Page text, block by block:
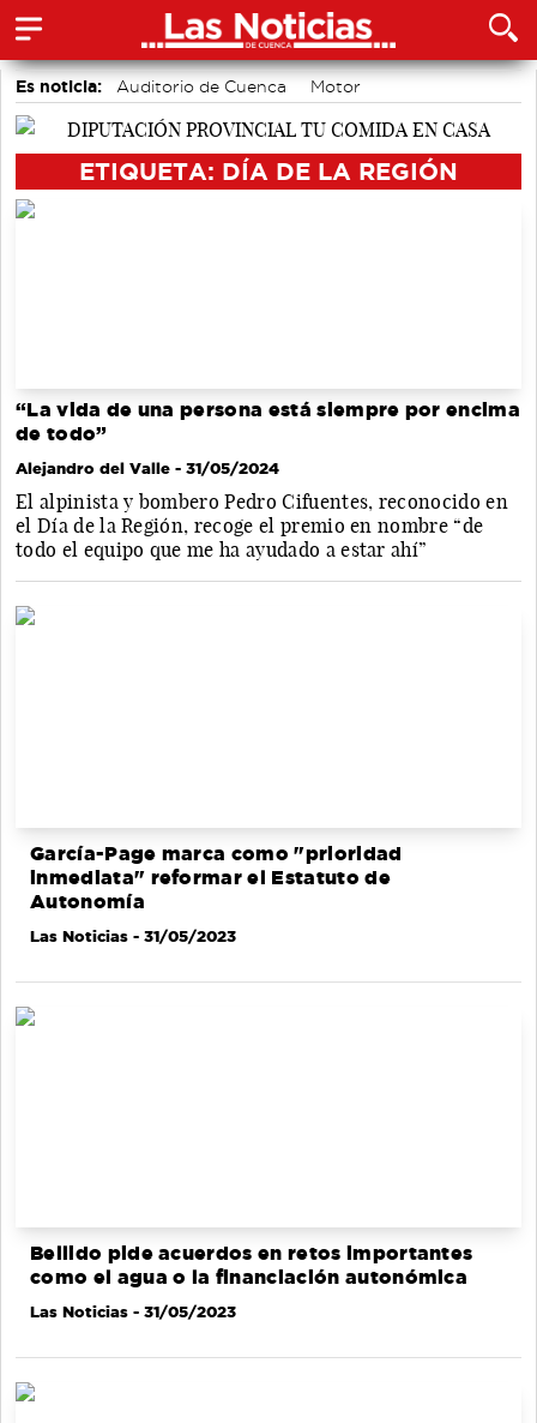
Es noticia: Auditorio de Cuenca
Motor
accidentes laborales
ETIQUETA: DÍA DE LA REGIÓN
“La vida de una persona está siempre por encima
de todo”
Alejandro del Valle - 31/05/2024
El alpinista y bombero Pedro Cifuentes, reconocido en
el Día de la Región, recoge el premio en nombre “de
todo el equipo que me ha ayudado a estar ahí”
García-Page marca como "prioridad
inmediata" reformar el Estatuto de
Autonomía
Las Noticias - 31/05/2023
Bellido pide acuerdos en retos importantes
como el agua o la financiación autonómica
Las Noticias - 31/05/2023